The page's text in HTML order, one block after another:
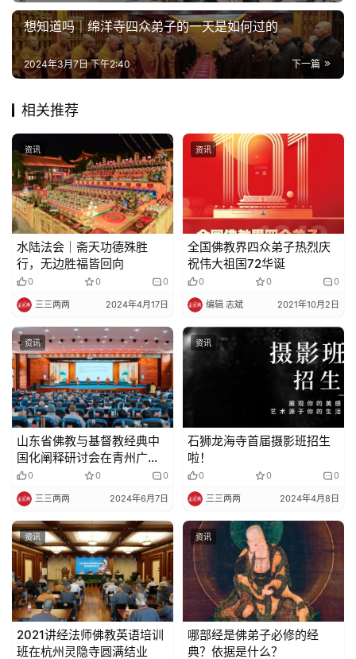
提
专
题
公
益
慈
善
佛
教
人
物
院
巡
礼
视
频
纪
录
佛
教
艺
术
政
登录 注册
想知道吗｜绵洋寺四众弟子的一天是如何过的
下一篇
2024年3月7日 下午2:40
相关推荐
资讯
水陆法会｜斋天功德殊胜
行，无边胜福皆回向
0 0 0
三三两两 2024年4月17日
资讯
全国佛教界四众弟子热烈庆
祝伟大祖国72华诞
0 0 0
编辑 志斌 2021年10月2日
资讯
山东省佛教与基督教经典中
国化阐释研讨会在青州广福
寺举行
0 0 0
三三两两 2024年6月7日
资讯
石狮龙海寺首届摄影班招生
啦！
0 0 0
三三两两 2024年4月8日
资讯
2021讲经法师佛教英语培训
班在杭州灵隐寺圆满结业
资讯
哪部经是佛弟子必修的经
典？依据是什么？